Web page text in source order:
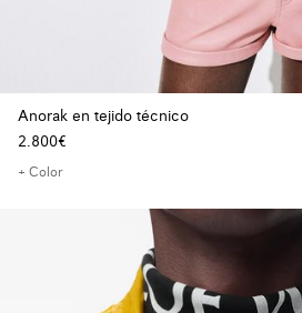
Anorak en tejido técnico
2.800€
+ Color